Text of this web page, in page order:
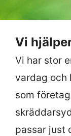
Vi
Vi har stor
vardag och
som
passar just